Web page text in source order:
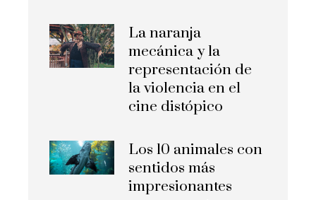
La naranja
mecánica y la
representación de
la violencia en el
cine distópico
Los 10 animales con
sentidos más
impresionantes